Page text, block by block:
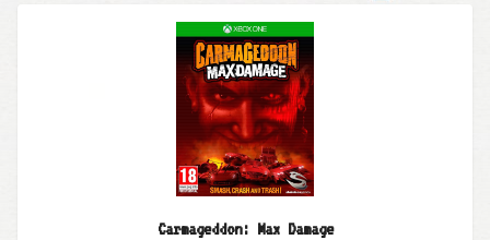
Carmageddon: Max Damage